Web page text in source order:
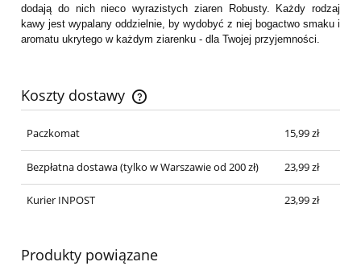
dodają do nich nieco wyrazistych ziaren Robusty. Każdy rodzaj
kawy jest wypalany oddzielnie, by wydobyć z niej bogactwo smaku i
aromatu ukrytego w każdym ziarenku - dla Twojej przyjemności.
Koszty dostawy
Cena nie zawiera ewentualnych kosztów płatności
Paczkomat
15,99 zł
Bezpłatna dostawa(tylko w Warszawie od 200 zł) 23,99 zł
Kurier INPOST 23,99 zł
Produkty powiązane